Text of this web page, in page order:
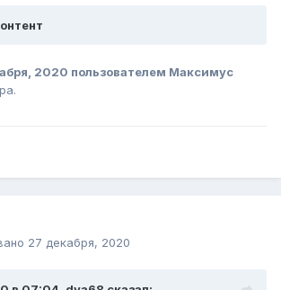
2020 пользователем Максимус
27 декабря, 2020